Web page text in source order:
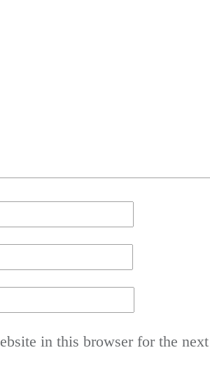
in this browser for the